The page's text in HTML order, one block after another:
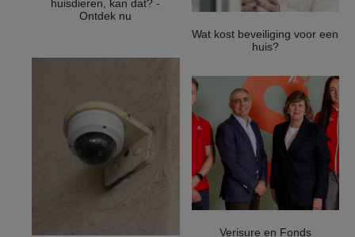
huisdieren, kan dat? -
Ontdek nu
Wat kost beveiliging voor een
huis?
Verisure en Fonds